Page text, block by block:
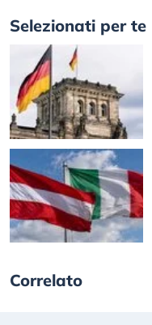
Selezionati per te
Correlato